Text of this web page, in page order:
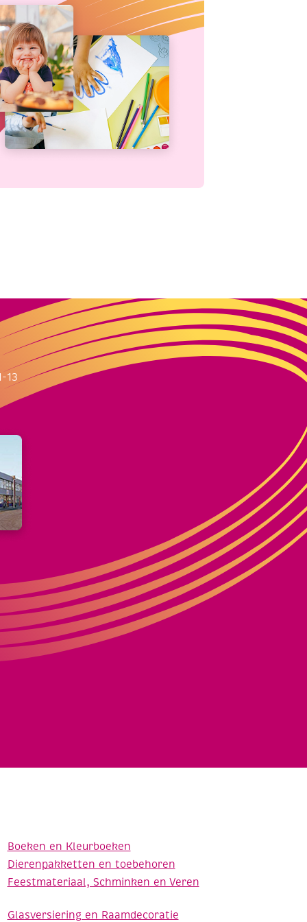
13
Boeken en Kleurboeken
Dierenpakketten en toebehoren
Feestmateriaal, Schminken en Veren
Glasversiering en Raamdecoratie